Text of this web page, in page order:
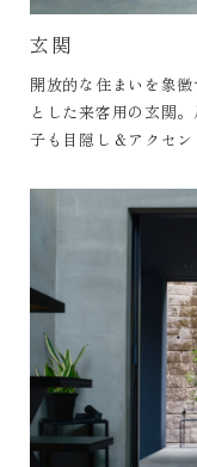
玄関
開放的な住まいを象
とした来客用の玄関
子も目隠し＆アクセン